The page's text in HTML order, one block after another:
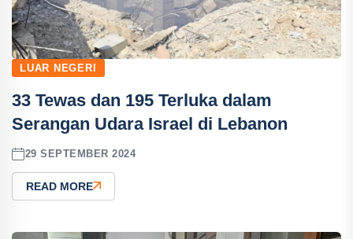
LUAR NEGERI
33 Tewas dan 195 Terluka dalam
Serangan Udara Israel di Lebanon
29 SEPTEMBER 2024
READ MORE